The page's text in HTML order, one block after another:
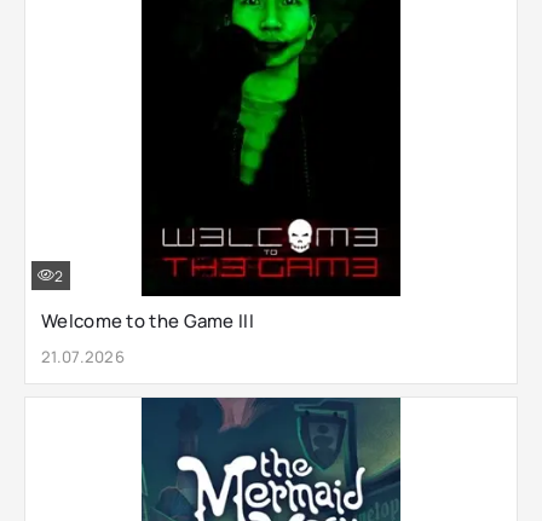
Welcome to the Game III
21.07.2026
2